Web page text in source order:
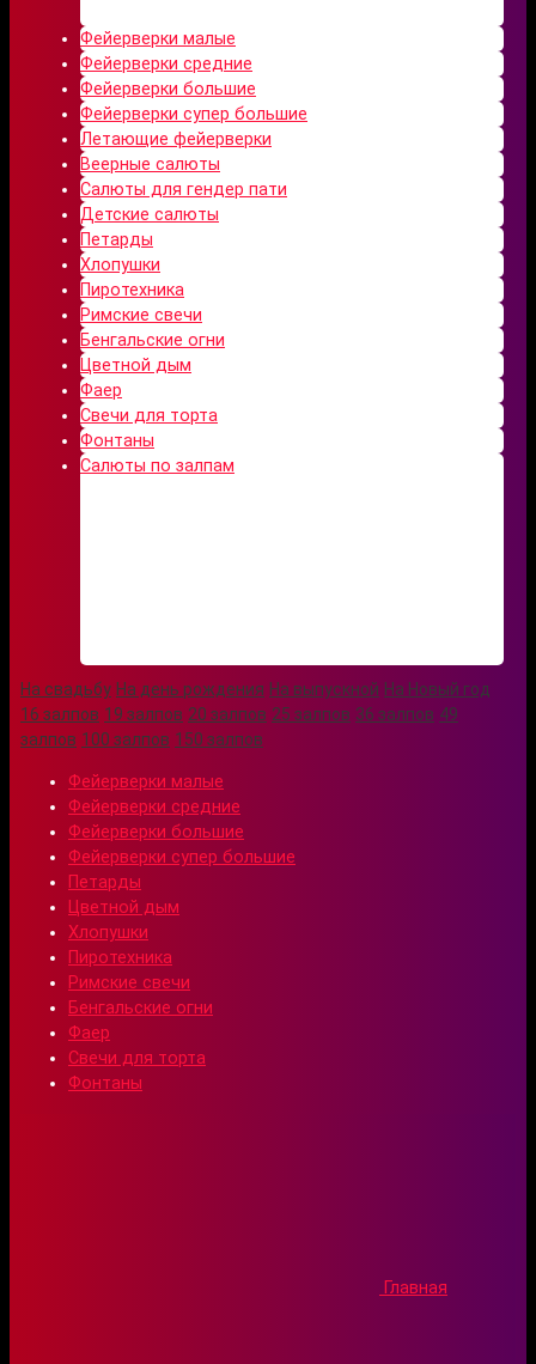
Фейерверки малые
Фейерверки средние
Фейерверки большие
Фейерверки супер большие
Летающие фейерверки
Веерные салюты
Салюты для гендер пати
Детские салюты
Петарды
Хлопушки
Пиротехника
Римские свечи
Бенгальские огни
Цветной дым
Фаер
Свечи для торта
Фонтаны
Салюты по залпам
На свадьбу На день рождения На выпускной На Новый год
16 залпов 19 залпов 20 залпов 25 залпов 36 залпов 49
залпов 100 залпов 150 залпов
Фейерверки малые
Фейерверки средние
Фейерверки большие
Фейерверки супер большие
Петарды
Цветной дым
Хлопушки
Пиротехника
Римские свечи
Бенгальские огни
Фаер
Свечи для торта
Фонтаны
Главная